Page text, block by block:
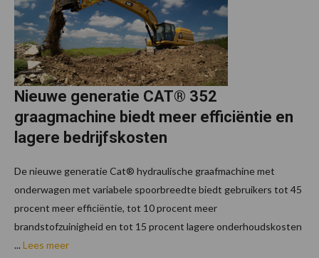
Nieuwe generatie CAT® 352
graagmachine biedt meer efficiëntie en
lagere bedrijfskosten
De nieuwe generatie Cat® hydraulische graafmachine met
onderwagen met variabele spoorbreedte biedt gebruikers tot 45
procent meer efficiëntie, tot 10 procent meer
brandstofzuinigheid en tot 15 procent lagere onderhoudskosten
... Lees meer